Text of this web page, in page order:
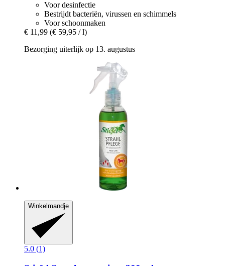
Voor desinfectie
Bestrijdt bacteriën, virussen en schimmels
Voor schoonmaken
€ 11,99 (€ 59,95 / l)
Bezorging uiterlijk op 13. augustus
Winkelmandje
5.0 (1)